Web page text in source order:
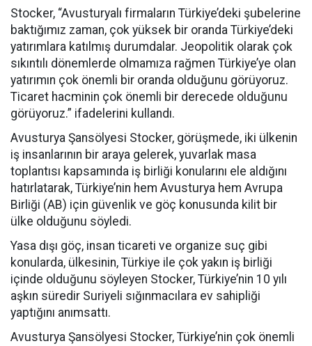
Stocker, “Avusturyalı firmaların Türkiye’deki şubelerine
baktığımız zaman, çok yüksek bir oranda Türkiye’deki
yatırımlara katılmış durumdalar. Jeopolitik olarak çok
sıkıntılı dönemlerde olmamıza rağmen Türkiye’ye olan
yatırımın çok önemli bir oranda olduğunu görüyoruz.
Ticaret hacminin çok önemli bir derecede olduğunu
görüyoruz.” ifadelerini kullandı.
Avusturya Şansölyesi Stocker, görüşmede, iki ülkenin
iş insanlarının bir araya gelerek, yuvarlak masa
toplantısı kapsamında iş birliği konularını ele aldığını
hatırlatarak, Türkiye’nin hem Avusturya hem Avrupa
Birliği (AB) için güvenlik ve göç konusunda kilit bir
ülke olduğunu söyledi.
Yasa dışı göç, insan ticareti ve organize suç gibi
konularda, ülkesinin, Türkiye ile çok yakın iş birliği
içinde olduğunu söyleyen Stocker, Türkiye’nin 10 yılı
aşkın süredir Suriyeli sığınmacılara ev sahipliği
yaptığını anımsattı.
Avusturya Şansölyesi Stocker, Türkiye’nin çok önemli